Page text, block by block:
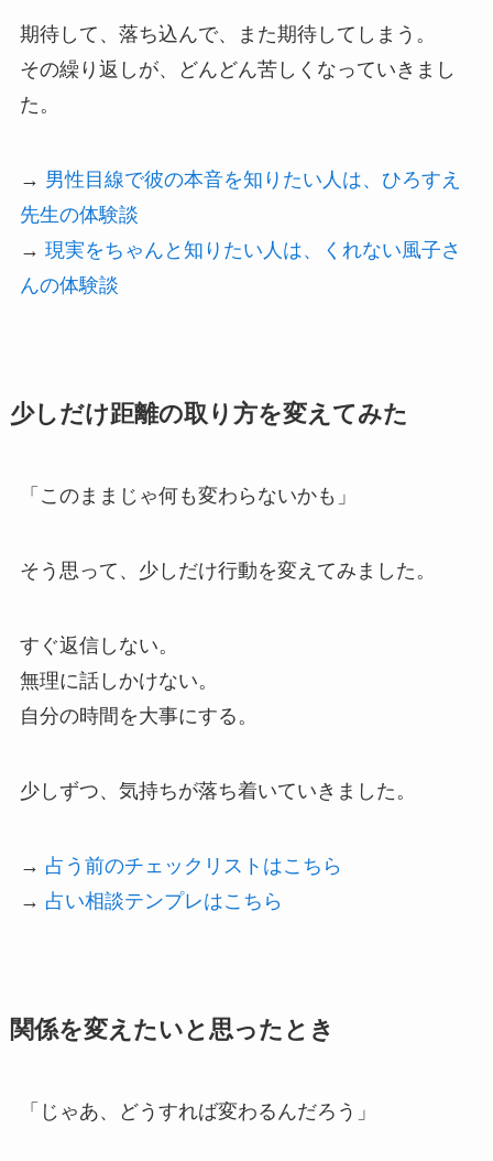
期待して、落ち込んで、また期待してしまう。
その繰り返しが、どんどん苦しくなっていきまし
た。
→ 男性目線で彼の本音を知りたい人は、ひろすえ
先生の体験談
→ 現実をちゃんと知りたい人は、くれない風子さ
んの体験談
少しだけ距離の取り方を変えてみた
「このままじゃ何も変わらないかも」
そう思って、少しだけ行動を変えてみました。
すぐ返信しない。
無理に話しかけない。
自分の時間を大事にする。
少しずつ、気持ちが落ち着いていきました。
→ 占う前のチェックリストはこちら
→ 占い相談テンプレはこちら
関係を変えたいと思ったとき
「じゃあ、どうすれば変わるんだろう」